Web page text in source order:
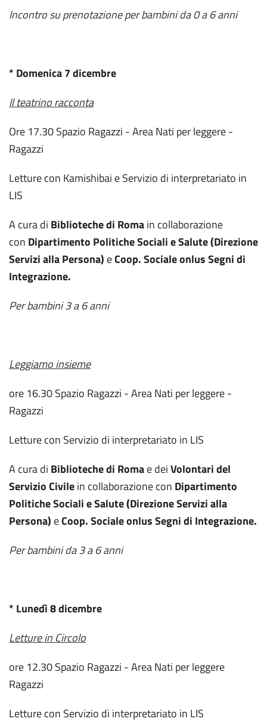
Incontro su prenotazione per bambini da 0 a 6 anni
* Domenica 7 dicembre
Il teatrino racconta
Ore 17.30 Spazio Ragazzi - Area Nati per leggere -
Ragazzi
Letture con Kamishibai e Servizio di interpretariato in
LIS
A cura di Biblioteche di Romain collaborazione
con Dipartimento Politiche Sociali e Salute (Direzione
Servizi alla Persona) eCoop. Sociale onlus Segni di
Integrazione.
Per bambini 3 a 6 anni
Leggiamo insieme
ore 16.30 Spazio Ragazzi - Area Nati per leggere -
Ragazzi
Letture con Servizio di interpretariato in LIS
A cura di Biblioteche di Romae deiVolontari del
Servizio Civilein collaborazione con Dipartimento
Politiche Sociali e Salute (Direzione Servizi alla
Persona) eCoop. Sociale onlus Segni di Integrazione.
Per bambini da 3 a 6 anni
* Lunedì 8 dicembre
Letture in Circolo
ore 12.30 Spazio Ragazzi - Area Nati per leggere
Ragazzi
Letture con Servizio di interpretariato in LIS